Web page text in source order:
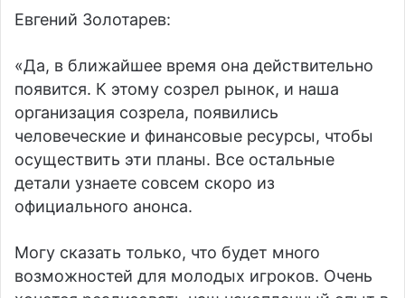
Евгений Золотарев:
«Да, в ближайшее время она действительно
появится. К этому созрел рынок, и наша
организация созрела, появились
человеческие и финансовые ресурсы, чтобы
осуществить эти планы. Все остальные
детали узнаете совсем скоро из
официального анонса.
Могу сказать только, что будет много
возможностей для молодых игроков. Очень